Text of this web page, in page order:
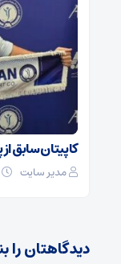
کاپیتان سابق
مدیر سایت
دیدگاهتان را